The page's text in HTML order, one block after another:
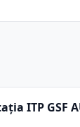
ITP GSF